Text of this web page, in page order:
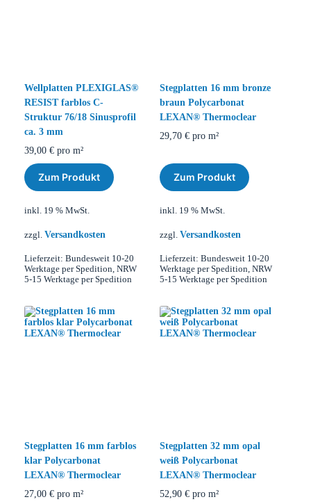
Wellplatten PLEXIGLAS®
RESIST farblos C-
Struktur 76/18 Sinusprofil
ca. 3 mm
39,00 € pro m²
Zum Produkt
inkl. 19 % MwSt.
zzgl. Versandkosten
Lieferzeit: Bundesweit 10-20
Werktage per Spedition, NRW
5-15 Werktage per Spedition
Stegplatten 16 mm bronze
braun Polycarbonat
LEXAN® Thermoclear
29,70 €pro m²
Zum Produkt
inkl. 19 % MwSt.
zzgl. Versandkosten
Lieferzeit: Bundesweit 10-20
Werktage per Spedition, NRW
5-15 Werktage per Spedition
Stegplatten 16 mm farblos
klar Polycarbonat
LEXAN® Thermoclear
27,00 € pro m²
Stegplatten 32 mm opal
weiß Polycarbonat
LEXAN® Thermoclear
52,90 €pro m²